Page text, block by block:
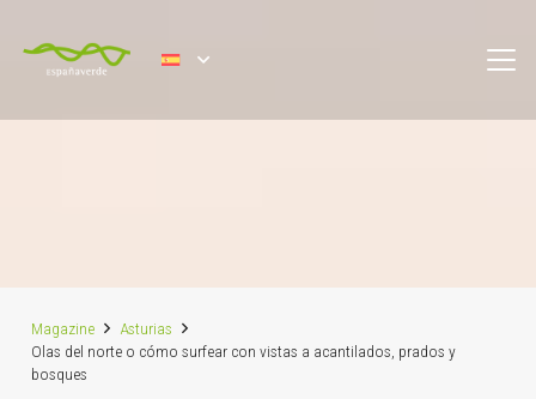
Magazine
Asturias
Olas del norte o cómo surfear con vistas a acantilados, prados y
bosques